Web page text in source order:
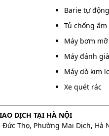
lợi. Bạn chỉ cần pha
bọt ngay lập tức.
tuyết dày, mịn và tơi
vết bẩn và đất cát nhanh
Barie tự động
Tủ chống ẩm
Máy bơm mỡ
Máy đánh
Máy dò kim
Xe quét rác
DỊCH TẠI HÀ NỘI
Đức Thọ, Phường Mai Dịch, Hà